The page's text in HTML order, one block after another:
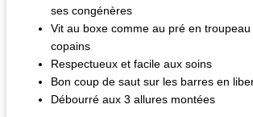
ses congénères
Vit au boxe comme au pré en
copains
Respectueux et facile aux soins
Bon coup de saut sur les barres en
Débourré aux 3 allures montées